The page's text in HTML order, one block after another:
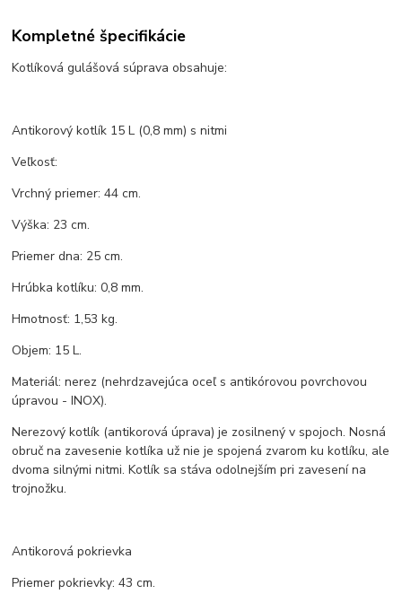
Kompletné špecifikácie
Kotlíková gulášová súprava obsahuje:
Antikorový kotlík 15 L (0,8 mm) s nitmi
Veľkosť:
Vrchný priemer: 44 cm.
Výška: 23 cm.
Priemer dna: 25 cm.
Hrúbka kotlíku: 0,8 mm.
Hmotnosť: 1,53 kg.
Objem: 15 L.
Materiál: nerez (nehrdzavejúca oceľ s antikórovou povrchovou
úpravou - INOX).
Nerezový kotlík (antikorová úprava) je zosilnený v spojoch. Nosná
obruč na zavesenie kotlíka už nie je spojená zvarom ku kotlíku, ale
dvoma silnými nitmi. Kotlík sa stáva odolnejším pri zavesení na
trojnožku.
Antikorová pokrievka
Priemer pokrievky: 43 cm.